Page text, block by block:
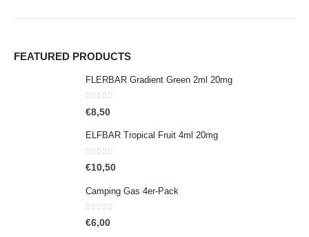
FEATURED PRODUCTS
FLERBAR Gradient Green 2ml 20mg
0out of 5
€8,50
ELFBAR Tropical Fruit 4ml 20mg
0 out of 5
€10,50
Camping Gas 4er-Pack
0out of 5
€6,00